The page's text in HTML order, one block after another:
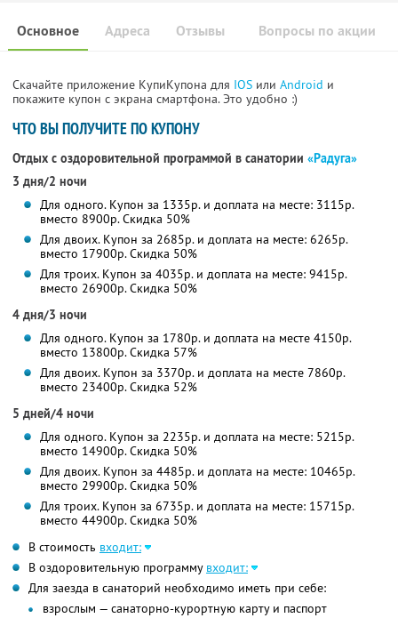
Основное Отзывы Вопросы по акции
Адреса
Скачайте приложение КупиКупона для IOS или Android и
покажите купон с экрана смартфона. Это удобно :)
ЧТО ВЫ ПОЛУЧИТЕ ПО КУПОНУ
Отдых с оздоровительной программой в санатории «Радуга»
3 дня/2 ночи
Для одного. Купон за 1335р. и доплата на месте: 3115р.
вместо 8900р.Скидка 50%
Для двоих. Купон за 2685р. и доплата на месте: 6265р.
вместо 17900р.Скидка 50%
Для троих. Купон за 4035р. и доплата на месте: 9415р.
вместо 26900р.Скидка 50%
4 дня/3 ночи
Для одного. Купон за 1780р. и доплата на месте 4150р.
вместо 13800р.Скидка 57%
Для двоих. Купон за 3370р. и доплата на месте 7860р.
вместо 23400р.Скидка 52%
5 дней/4 ночи
Для одного. Купон за 2235р. и доплата на месте: 5215р.
вместо 14900р.Скидка 50%
Для двоих. Купон за 4485р. и доплата на месте: 10465р.
вместо 29900р.Скидка 50%
Для троих. Купон за 6735р. и доплата на месте: 15715р.
вместо 44900р.Скидка 50%
В стоимость входит:
В оздоровительную программу входит:
Для заезда в санаторий необходимо иметь при себе:
взрослым — санаторно-курортную карту и паспорт